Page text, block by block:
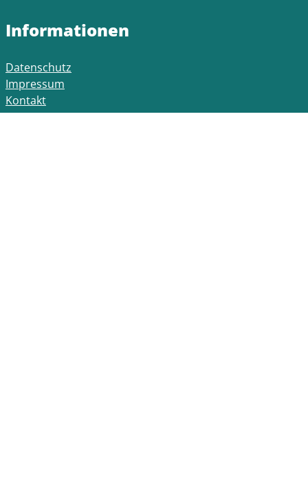
Informationen
Datenschutz
Impressum
Kontakt